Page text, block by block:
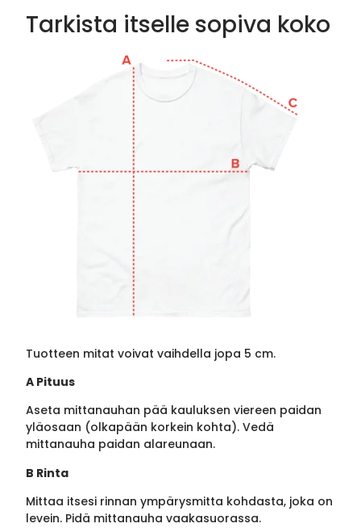
Tarkista itselle sopiva koko
Tuotteen mitat voivat vaihdella jopa 5 cm.
A Pituus
Aseta mittanauhan pää kauluksen viereen paidan
yläosaan (olkapään korkein kohta). Vedä
mittanauha paidan alareunaan.
B Rinta
Mittaa itsesi rinnan ympärysmitta kohdasta, joka on
levein. Pidä mittanauha vaakasuorassa.